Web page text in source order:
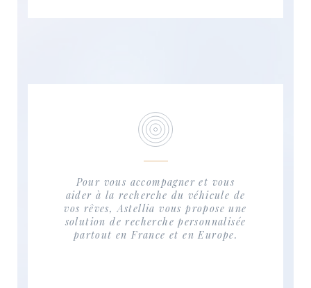
Pour vous accompagner et vous
aider à la recherche du véhicule de
vos rêves, Astellia vous propose une
solution de recherche personnalisée
partout en France et en Europe.